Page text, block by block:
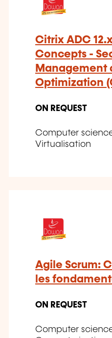
Citrix ADC
Concepts -
Management
Optimization
ON REQUEST
Computer
Virtualisation
Agile Scrum:
les
ON REQUEST
Computer